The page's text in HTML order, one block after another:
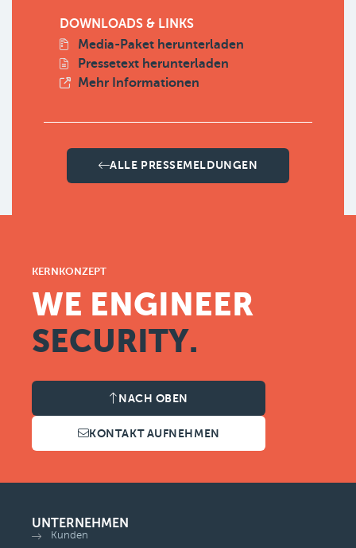
DOWNLOADS & LINKS
Media-Paket herunterladen
Pressetext herunterladen
Mehr Informationen
ALLE PRESSEMELDUNGEN
KERNKONZEPT
WE ENGINEER
SECURITY.
NACH OBEN
KONTAKT AUFNEHMEN
UNTERNEHMEN
Kunden